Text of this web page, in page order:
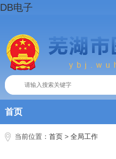
DB电子
首页
当前位置： 首页 > 全局工作